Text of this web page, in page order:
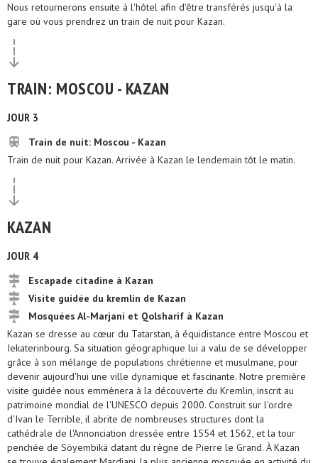
Nous retournerons ensuite à l'hôtel afin d'être transférés jusqu'à la
gare où vous prendrez un train de nuit pour Kazan.
TRAIN: MOSCOU - KAZAN
JOUR 3
Train de nuit: Moscou - Kazan
Train de nuit pour Kazan. Arrivée à Kazan le lendemain tôt le matin.
KAZAN
JOUR 4
Escapade citadine à Kazan
Visite guidée du kremlin de Kazan
Mosquées Al-Marjani et Qolsharif à Kazan
Kazan se dresse au cœur du Tatarstan, à équidistance entre Moscou et
Iekaterinbourg. Sa situation géographique lui a valu de se développer
grâce à son mélange de populations chrétienne et musulmane, pour
devenir aujourd'hui une ville dynamique et fascinante. Notre première
visite guidée nous emmènera à la découverte du Kremlin, inscrit au
patrimoine mondial de l'UNESCO depuis 2000. Construit sur l'ordre
d'Ivan le Terrible, il abrite de nombreuses structures dont la
cathédrale de l'Annonciation dressée entre 1554 et 1562, et la tour
penchée de Söyembikä datant du règne de Pierre le Grand. À Kazan